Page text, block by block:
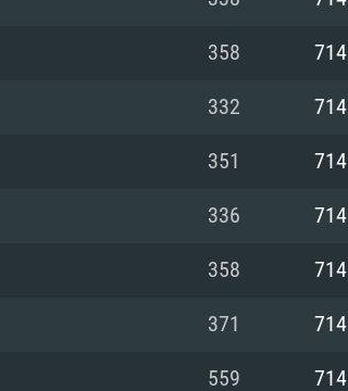
660. Resolução
mínimo (Intel Xeon
5200 (Mac),
GHz
com os drivers mais
/ equivalentes
358 714
332 714
351 714
336 714
358 714
371 714
559 714